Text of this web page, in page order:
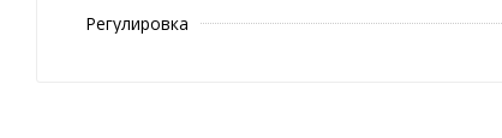
Регулировка